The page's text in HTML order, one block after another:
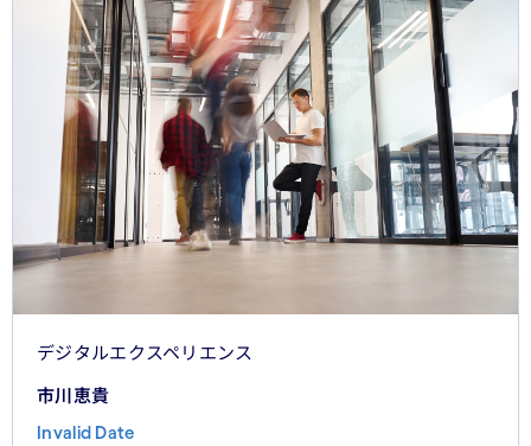
デジタルエクスペリエンス
市川恵貴
Invalid Date